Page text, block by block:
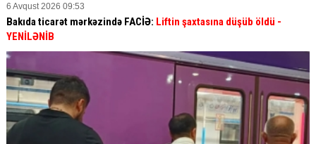
6 Avqust 2026 09:53
Bakıda ticarət mərkəzində FACİƏ: Liftin şaxtasına düşüb öldü -
YENİLƏNİB